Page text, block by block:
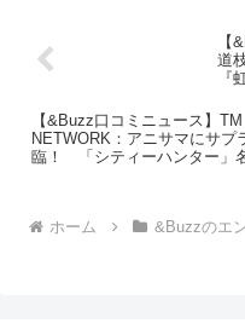
【
道
『
【&Buzz口コミニュース】TM
NETWORK：アニサマにサプ
臨！ 「シティーハンター」
ホーム
&Buzzのエ